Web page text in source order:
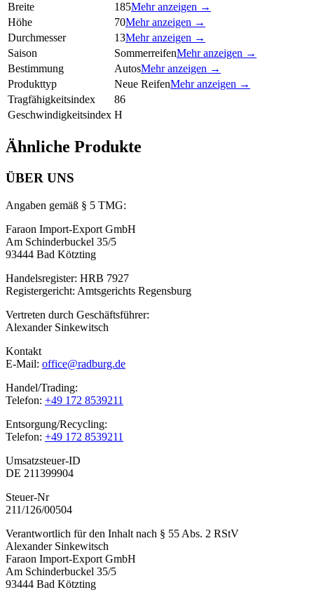
Breite
185Mehr anzeigen →
Höhe
70Mehr anzeigen →
Durchmesser
13Mehr anzeigen →
Saison
SommerreifenMehr anzeigen →
Bestimmung
AutosMehr anzeigen →
Produkttyp
Neue ReifenMehr anzeigen →
Tragfähigkeitsindex
86
Geschwindigkeitsindex H
Ähnliche Produkte
ÜBER UNS
Angaben gemäß § 5 TMG:
Faraon Import-Export GmbH
Am Schinderbuckel 35/5
93444 Bad Kötzting
Handelsregister: HRB 7927
Registergericht: Amtsgerichts Regensburg
Vertreten durch Geschäftsführer:
Alexander Sinkewitsch
Kontakt
E-Mail: office@radburg.de
Handel/Trading:
Telefon: +49 172 8539211
Entsorgung/Recycling:
Telefon: +49 172 8539211
Umsatzsteuer-ID
DE 211399904
Steuer-Nr
211/126/00504
Verantwortlich für den Inhalt nach § 55 Abs. 2 RStV
Alexander Sinkewitsch
Faraon Import-Export GmbH
Am Schinderbuckel 35/5
93444 Bad Kötzting